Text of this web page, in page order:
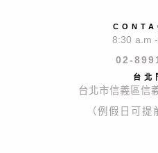
8:30 a.m
02-
台北
台北市信義區信
（例假日可提